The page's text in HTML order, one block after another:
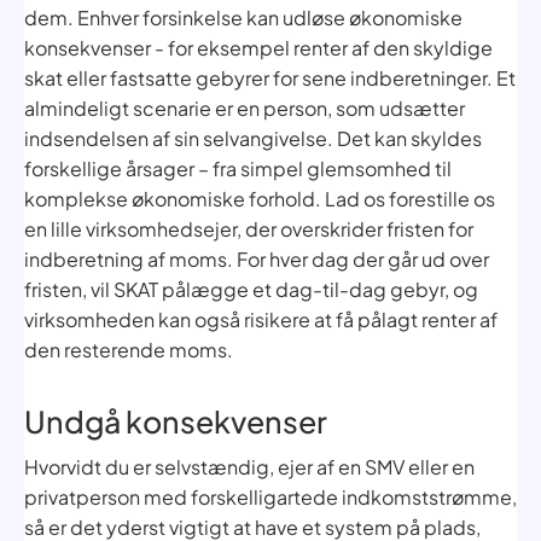
dem. Enhver forsinkelse kan udløse økonomiske
konsekvenser - for eksempel renter af den skyldige
skat eller fastsatte gebyrer for sene indberetninger. Et
almindeligt scenarie er en person, som udsætter
indsendelsen af sin selvangivelse. Det kan skyldes
forskellige årsager – fra simpel glemsomhed til
komplekse økonomiske forhold. Lad os forestille os
en lille virksomhedsejer, der overskrider fristen for
indberetning af moms. For hver dag der går ud over
fristen, vil SKAT pålægge et dag-til-dag gebyr, og
virksomheden kan også risikere at få pålagt renter af
den resterende moms.
Undgå konsekvenser
Hvorvidt du er selvstændig, ejer af en SMV eller en
privatperson med forskelligartede indkomststrømme,
så er det yderst vigtigt at have et system på plads,